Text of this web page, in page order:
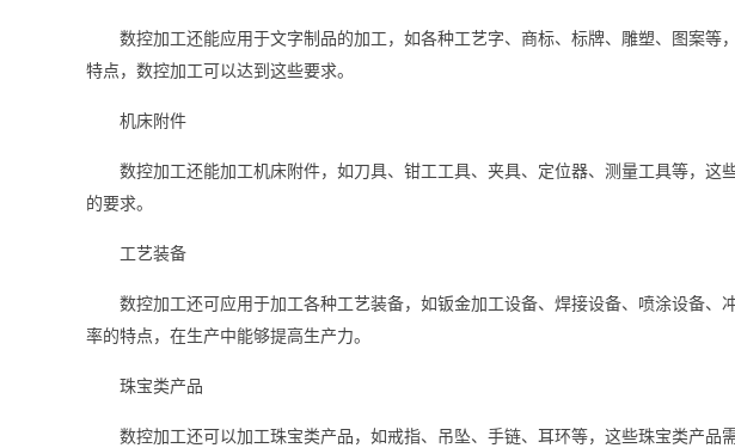
数控加工还能应用于文字制品的加工，如各种工艺字、商标、标牌、雕塑、图案等
特点，数控加工可以达到这些要求。
机床附件
数控加工还能加工机床附件，如刀具、钳工工具、夹具、定位器、测量工具等，
的要求。
工艺装备
数控加工还可应用于加工各种工艺装备，如钣金加工设备、焊接设备、喷涂设备
率的特点，在生产中能够提高生产力。
珠宝类产品
数控加工还可以加工珠宝类产品，如戒指、吊坠、手链、耳环等，这些珠宝类产